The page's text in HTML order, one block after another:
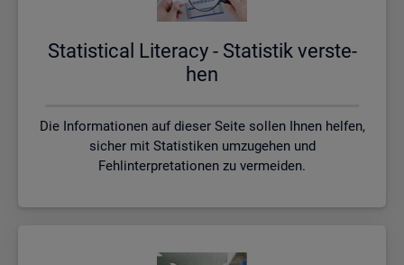
Sta­ti­s­ti­cal Li­te­r­acy - Sta­tis­tik ver­ste­
hen
Die Informationen auf dieser Seite sollen Ihnen helfen,
sicher mit Statistiken umzugehen und
Fehlinterpretationen zu vermeiden.